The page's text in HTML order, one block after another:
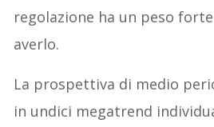
regolazione ha un peso
averlo.
La prospettiva di medio
in undici megatrend